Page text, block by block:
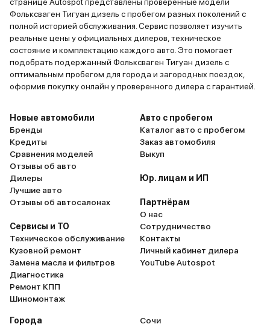
Фольксваген Тигуан дизель с пробегом разных поколений с
полной историей обслуживания. Сервис позволяет изучить
реальные цены у официальных дилеров, техническое
состояние и комплектацию каждого авто. Это помогает
подобрать подержанный Фольксваген Тигуан дизель с
оптимальным пробегом для города и загородных поездок,
оформив покупку онлайн у проверенного дилера с гарантией.
Новые автомобили
Бренды
Кредиты
Сравнения моделей
Отзывы об авто
Дилеры
Лучшие авто
Отзывы об автосалонах
Сервисы и ТО
Техническое обслуживание
Кузовной ремонт
Замена масла и фильтров
Диагностика
Ремонт КПП
Шиномонтаж
Авто с пробегом
Каталог авто с пробегом
Заказ автомобиля
Выкуп
Юр. лицам и ИП
Партнёрам
О нас
Сотрудничество
Контакты
Личный кабинет дилера
YouTube Autospot
Города
Сочи